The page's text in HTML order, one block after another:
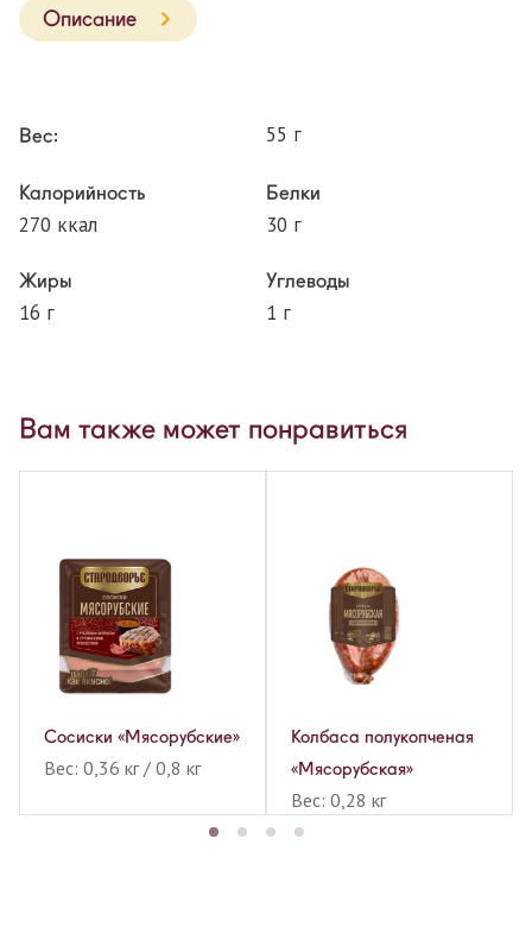
Описание
Вес: 55 г
Калорийность
270 ккал
Жиры
16 г
Белки
30 г
Углеводы
1 г
Вам также может понравиться
Сосиски «Мясорубские»
Вес: 0,36 кг / 0,8 кг
Колбаса полукопченая
«Мясорубская»
Вес: 0,28 кг